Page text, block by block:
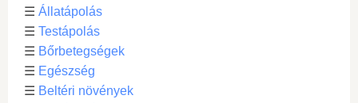
☰ Állatápolás
☰ Testápolás
☰ Bőrbetegségek
☰ Egészség
☰ Beltéri növények